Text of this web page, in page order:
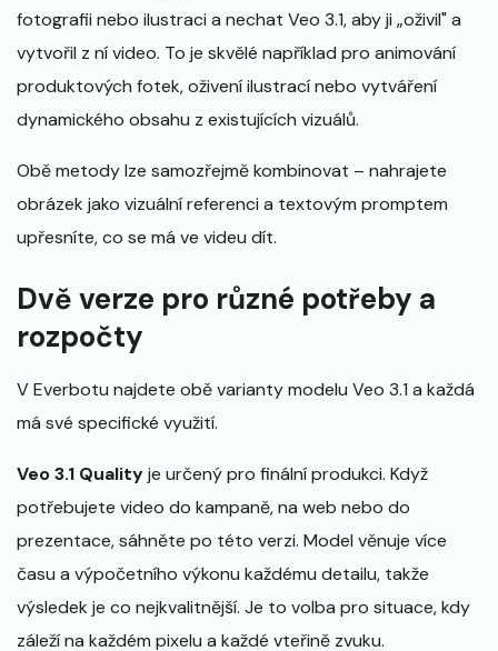
fotografii nebo ilustraci a nechat Veo 3.1, aby ji „oživil" a
vytvořil z ní video. To je skvělé například pro animování
produktových fotek, oživení ilustrací nebo vytváření
dynamického obsahu z existujících vizuálů.
Obě metody lze samozřejmě kombinovat – nahrajete
obrázek jako vizuální referenci a textovým promptem
upřesníte, co se má ve videu dít.
Dvě verze pro různé potřeby a
rozpočty
V Everbotu najdete obě varianty modelu Veo 3.1 a každá
má své specifické využití.
Veo 3.1 Qualityje určený pro finální produkci. Když
potřebujete video do kampaně, na web nebo do
prezentace, sáhněte po této verzi. Model věnuje více
času a výpočetního výkonu každému detailu, takže
výsledek je co nejkvalitnější. Je to volba pro situace, kdy
záleží na každém pixelu a každé vteřině zvuku.